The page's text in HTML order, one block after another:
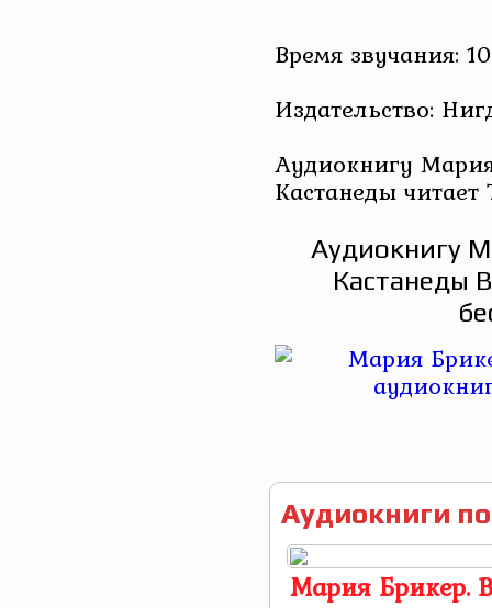
Время звучания:
Издательство:
Аудиокнигу
Кастанеды
Аудиокнигу
Кастанеды
Аудиокниги
Мария Брикер.